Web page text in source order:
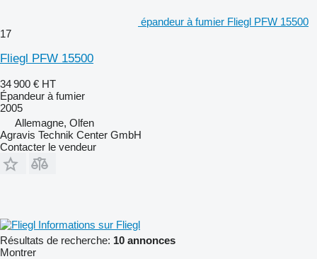
épandeur à fumier Fliegl PFW 15500
17
Fliegl PFW 15500
34 900 € HT
Épandeur à fumier
2005
Allemagne, Olfen
Agravis Technik Center GmbH
Contacter le vendeur
Informations sur Fliegl
Résultats de recherche: 10 annonces
Montrer